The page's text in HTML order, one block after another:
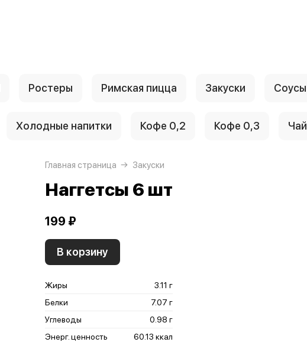
Ростеры Римская пицца Закуски Соусы
Холодные напитки Кофе 0,2 Кофе 0,3 Чай
Главная страница Закуски
Наггетсы 6 шт
199 ₽
В корзину
Жиры
3.11 г
Белки
7.07 г
Углеводы
0.98 г
Энерг. ценность
60.13 ккал